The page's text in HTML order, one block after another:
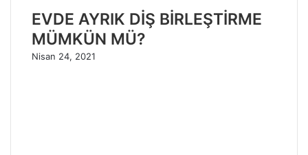
EVDE AYRIK DİŞ BİRLEŞTİRME
MÜMKÜN MÜ?
Nisan 24, 2021